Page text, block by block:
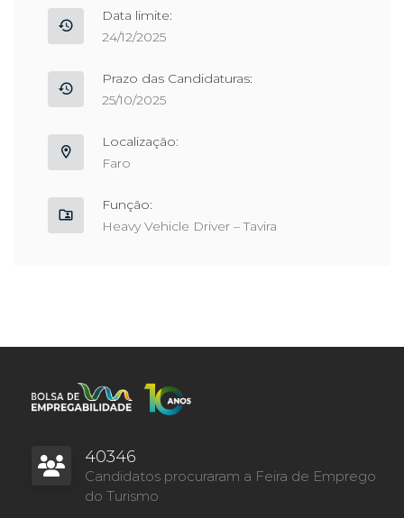
Data limite:
24/12/2025
Prazo das Candidaturas:
25/10/2025
Localização:
Faro
Função:
Heavy Vehicle Driver – Tavira
40346
Candidatos procuraram a Feira de Emprego
do Turismo